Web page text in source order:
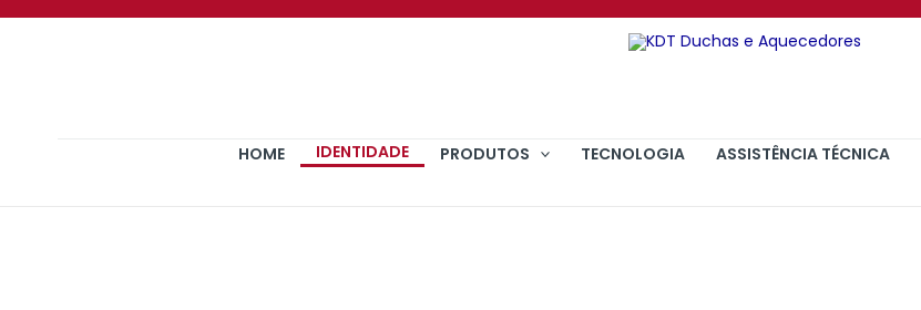
HOME IDENTIDADE PRODUTOS TECNOLOGIA ASSISTÊNCIA TÉCNICA